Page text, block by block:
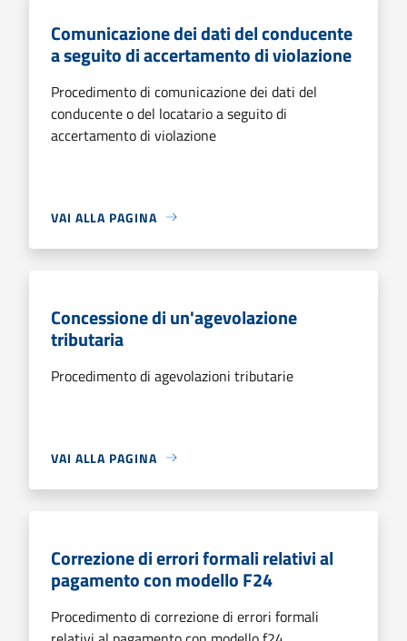
Comunicazione dei dati del conducente
a seguito di accertamento di violazione
Procedimento di comunicazione dei dati del
conducente o del locatario a seguito di
accertamento di violazione
VAI ALLA PAGINA
Concessione di un'agevolazione
tributaria
Procedimento di agevolazioni tributarie
VAI ALLA PAGINA
Correzione di errori formali relativi al
pagamento con modello F24
Procedimento di correzione di errori formali